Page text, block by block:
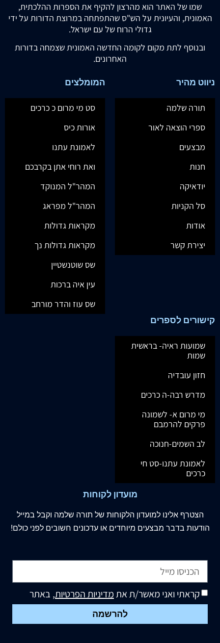
שמו של האתר הוא מהרצון להקיף את הספרות ההלכתית,
האמונית, והעיונית על הש"ס שהתפתחה במרוצת הדורות על ידי
גדולי הרוח של עם ישראל.
ובנוסף לתת מקום לקומה החדשה האמונית שצמחה בדורות
האחרונים.
ניווט מהיר
תורה שלמה
ספרי הוצאה לאור
מבצעים
חנות
יודאיקה
סל הקניות
אודות
יצירת קשר
המומלצים
סט מי מרום כ כרכים
אורות כיס
לאמונת עתנו
ואת רוחי אתן בקרבכם
המהר"ל המנוקד
המהר"ל מפראג
מקראות גדולות
מקראות גדולות נך
שס שוטנשטיין
עין איה ברכות
שס עוז והדר מורחב
קישורים לספרים
שמועות ראיה- בראשית
שמות
חזון עובדיה
מדרש רבה-ה כרכים
מי מרום א- לשמונה
פרקים להרמבם
לב השמים-חנוכה
לאמונת עתנו-סט חי
כרכים
מועדון לקוחות
הצטרף אלינו למועדון הלקוחות של תורה שלמה וקבל במייל
הודעות בדבר מבצעים מיוחדים או עדכונים חשובים לפני כולם!
קראתי ואני מאשר/ת אתמדיניות הפרטיות, באתר
להרשמה